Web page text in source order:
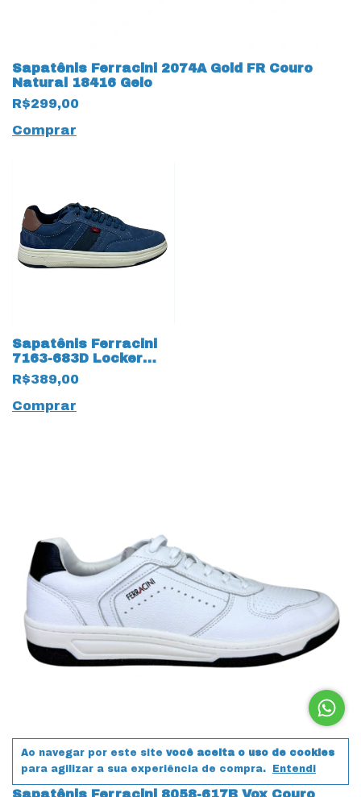
Ao navegar por este site você aceita o uso de cookies
para agilizar a sua experiência de compra.
Entendi
Sapatênis Ferracini 2074A Gold FR Couro
Natural 18416 Gelo
R$299,00
Comprar
Sapatênis Ferracini
7163-683D Locker
Couro Sport 18413
Royal
R$389,00
Comprar
Sapatênis Ferracini 8058-617B Vox Couro